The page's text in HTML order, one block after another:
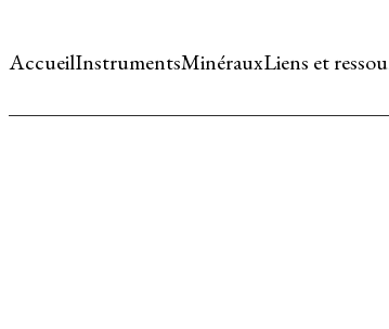
AccueilInstrumentsMinérauxLiens et